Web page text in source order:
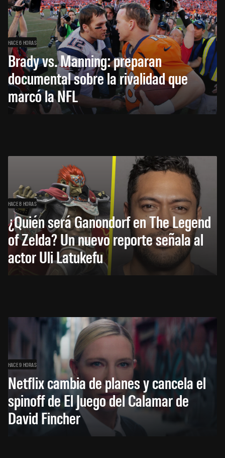
HACE 6 HORAS
Brady vs. Manning: preparan
documental sobre la rivalidad que
marcó la NFL
HACE 8 HORAS
¿Quién será Ganondorf en The Legend
of Zelda? Un nuevo reporte señala al
actor Uli Latukefu
HACE 9 HORAS
Netflix cambia de planes y cancela el
spinoff de El Juego del Calamar de
David Fincher